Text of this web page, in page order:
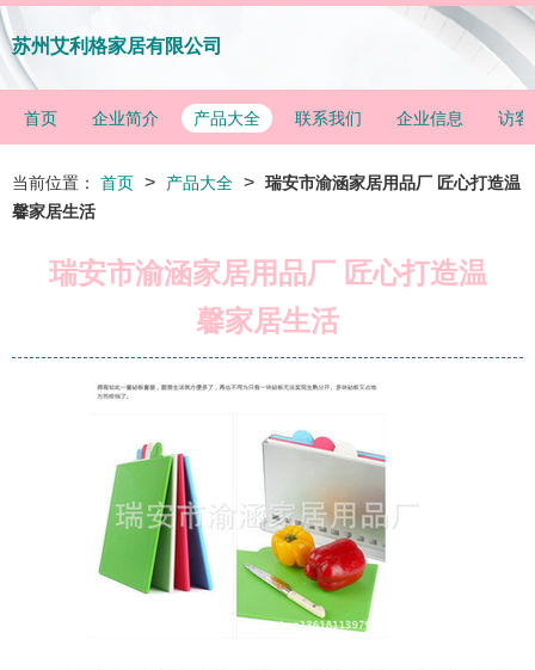
苏州艾利格家居有限公司
首页 企业简介 产品大全 联系我们 企业信息 访客
当前位置： 首页 > 产品大全 > 瑞安市渝涵家居用品厂 匠心打造温
馨家居生活
瑞安市渝涵家居用品厂 匠心打造温
馨家居生活